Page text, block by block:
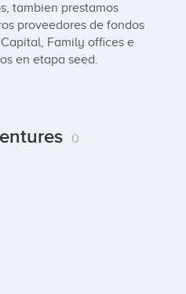
tambien prestamos
proveedores de fondos
Family offices e
en etapa seed.
0